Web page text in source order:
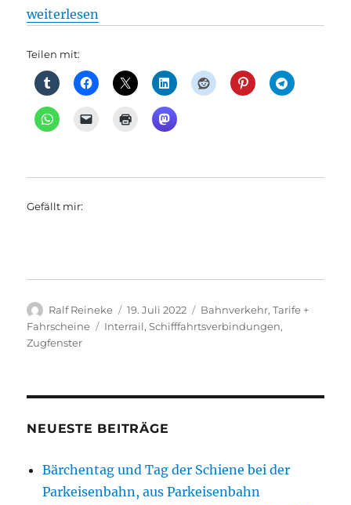
„Tarife: Europa mit dem Zug: 50 Jahre Interrail, aus
weiterlesen
Teilen mit:
Gefällt mir:
Autor
Ralf Reineke
Veröffentlicht
am
19. Juli 2022 Kategorien
Bahnverkehr,Tarife +
Fahrscheine
Schlagwörter
Interrail,Schifffahrtsverbindungen,
Zugfenster
NEUESTE BEITRÄGE
Bärchentag und Tag der Schiene bei der
Parkeisenbahn, aus Parkeisenbahn